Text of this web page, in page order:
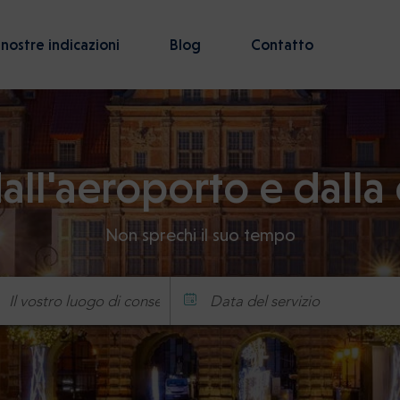
indicazioni Blog Contatto
e dalla
Non sprechi il suo tempo
Data del servizio
Ora Minuto